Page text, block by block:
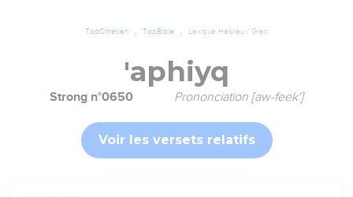
TopChrétien TopBible Lexique Hébreu / Grec
'aphiyq
Strong n°0650 Prononciation [aw-feek']
Voir les versets relatifs